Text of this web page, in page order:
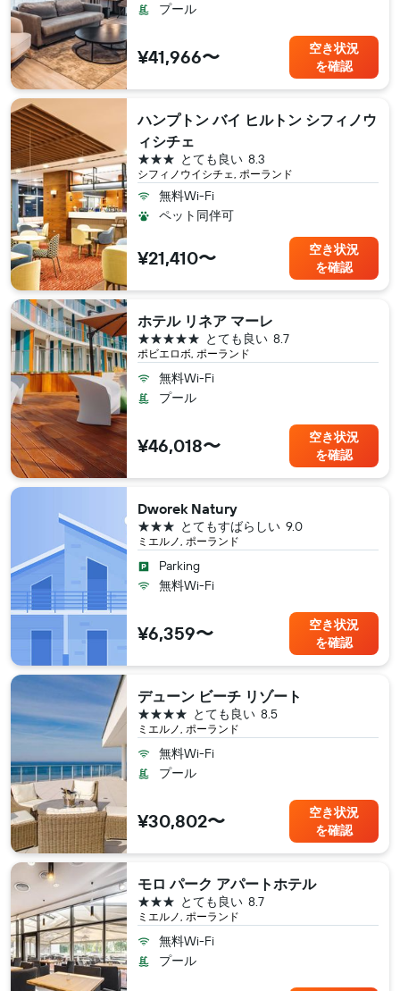
プール
¥41,966〜
空き状況
を確認
ハンプトン バイ ヒルトン シフィノウ
ィシチェ
シフィノウイシチェ, ポーランド
8.3
とても良い
3つ星
無料Wi-Fi
ペット同伴可
¥21,410〜
空き状況
を確認
ホテル リネア マーレ
ポビエロボ, ポーランド
8.7
とても良い
5つ星
無料Wi-Fi
プール
¥46,018〜
空き状況
を確認
Dworek Natury
ミエルノ, ポーランド
9.0
とてもすばらしい
3つ星
Parking
無料Wi-Fi
¥6,359〜
空き状況
を確認
デューン ビーチ リゾート
ミエルノ, ポーランド
8.5
とても良い
4つ星
無料Wi-Fi
プール
¥30,802〜
空き状況
を確認
モロ パーク アパートホテル
ミエルノ, ポーランド
8.7
とても良い
3つ星
無料Wi-Fi
プール